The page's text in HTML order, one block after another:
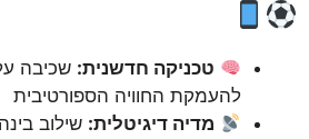
טכניקה חדשנית: שכיבה
להעמקת החוויה הספורטיבית
מדיה דיגיטלית: שילוב